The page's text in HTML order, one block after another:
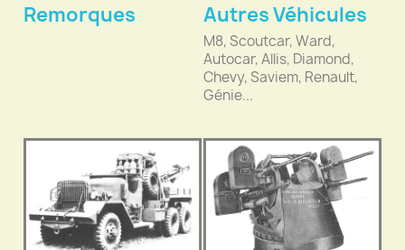
Remorques Autres Véhicules
M8, Scoutcar, Ward,
Autocar, Allis, Diamond,
Chevy, Saviem, Renault,
Génie...